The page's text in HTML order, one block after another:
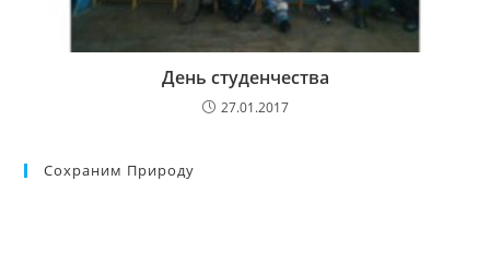
День студенчества
27.01.2017
Сохраним Природу